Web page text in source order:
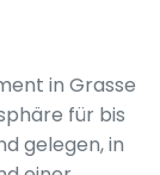
in Grasse
für bis
gelegen, in